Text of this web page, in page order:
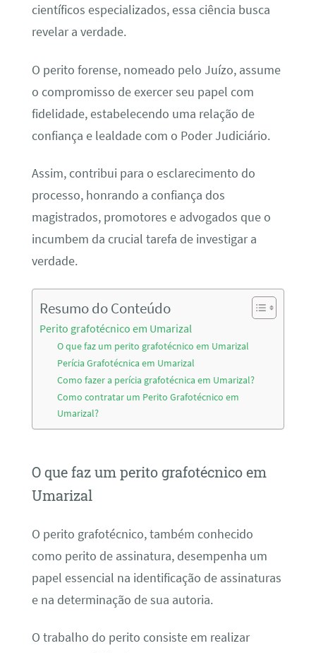
científicos especializados, essa ciência busca
revelar a verdade.
O perito forense, nomeado pelo Juízo, assume
o compromisso de exercer seu papel com
fidelidade, estabelecendo uma relação de
confiança e lealdade com o Poder Judiciário.
Assim, contribui para o esclarecimento do
processo, honrando a confiança dos
magistrados, promotores e advogados que o
incumbem da crucial tarefa de investigar a
verdade.
Resumo do Conteúdo
Perito grafotécnico em Umarizal
O que faz um perito grafotécnico em Umarizal
Perícia Grafotécnica em Umarizal
Como fazer a perícia grafotécnica em Umarizal?
Como contratar um Perito Grafotécnico em
Umarizal?
O que faz um perito grafotécnico em
Umarizal
O perito grafotécnico, também conhecido
como perito de assinatura, desempenha um
papel essencial na identificação de assinaturas
e na determinação de sua autoria.
O trabalho do perito consiste em realizar